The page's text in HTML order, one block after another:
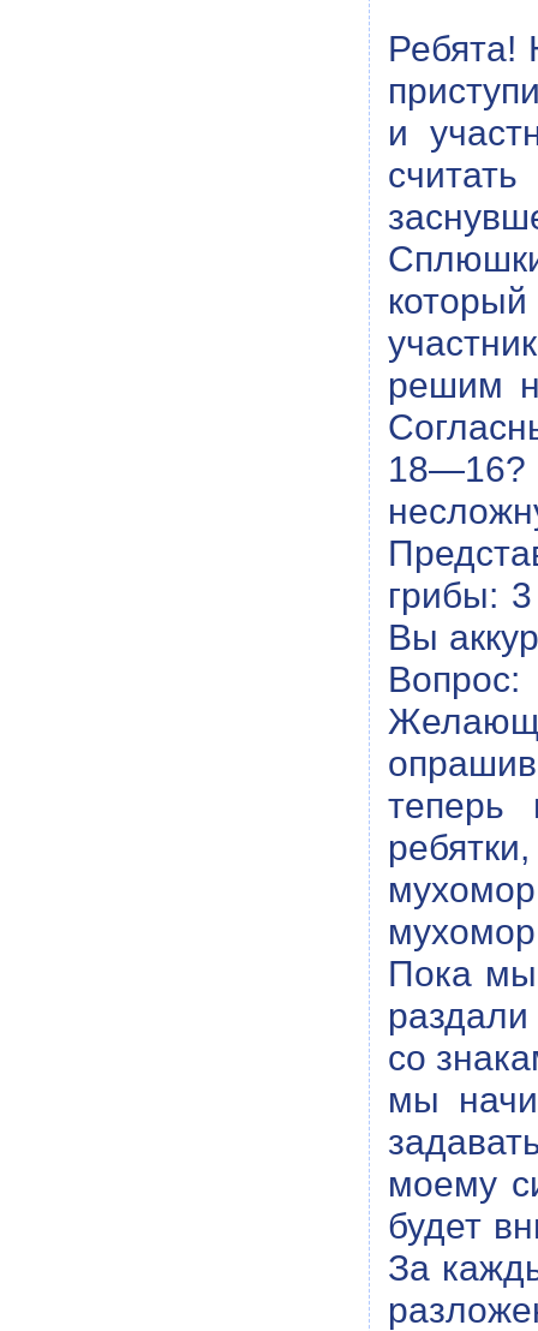
Ребята!
и
решим
грибы:
Вы
теперь
Пока мы
со
мы
моему
будет
За